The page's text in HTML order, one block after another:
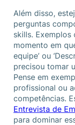
Além disso,
perguntas
skills. Exemplos
momento em
equipe’ ou
precisou tomar
Pense em
profissional ou
competências.
Entrevista de
para dominar